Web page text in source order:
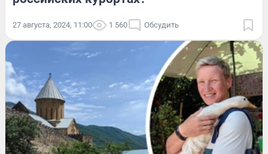
27 августа, 2024, 11:00 1 560 Обсудить